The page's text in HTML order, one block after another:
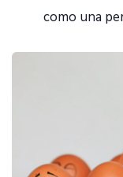
como una